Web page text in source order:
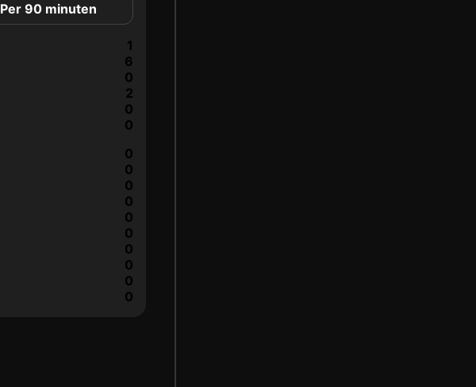
Per 90 minuten
1
6
0
2
0
0
0
0
0
0
0
0
0
0
0
0